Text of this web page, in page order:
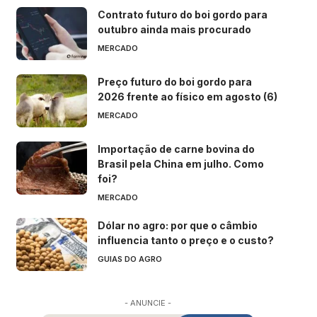
Contrato futuro do boi gordo para
outubro ainda mais procurado
MERCADO
Preço futuro do boi gordo para
2026 frente ao físico em agosto (6)
MERCADO
Importação de carne bovina do
Brasil pela China em julho. Como
foi?
MERCADO
Dólar no agro: por que o câmbio
influencia tanto o preço e o custo?
GUIAS DO AGRO
- ANUNCIE -